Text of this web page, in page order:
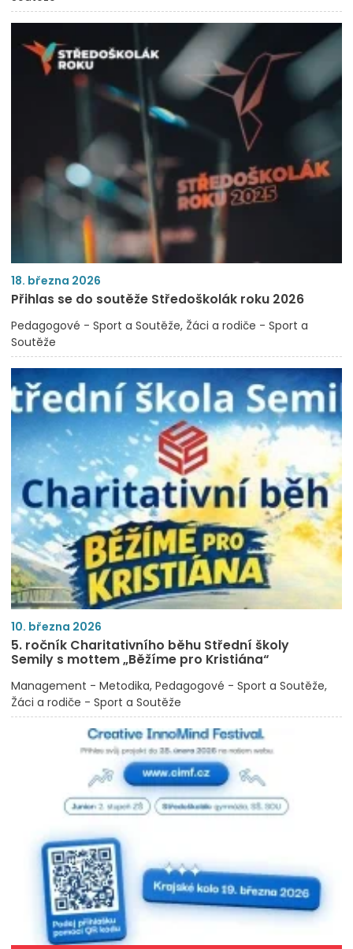
18. března 2026
Přihlas se do soutěže Středoškolák roku 2026
Pedagogové - Sport a Soutěže Žáci a rodiče - Sport a
Soutěže
10. března 2026
5. ročník Charitativního běhu Střední školy
Semily s mottem „Běžíme pro Kristiána“
Management - Metodika Pedagogové - Sport a Soutěže
Žáci a rodiče - Sport a Soutěže